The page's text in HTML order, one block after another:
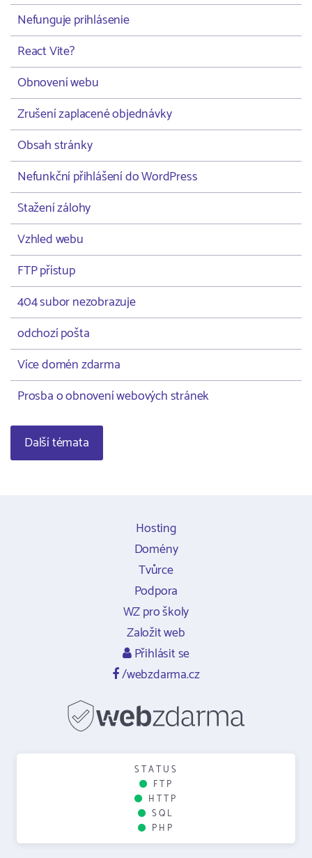
Nefunguje prihlásenie
React Vite?
Obnovení webu
Zrušení zaplacené objednávky
Obsah stránky
Nefunkční přihlášení do WordPress
Stažení zálohy
Vzhled webu
FTP přístup
404 subor nezobrazuje
odchozí pošta
Více domén zdarma
Prosba o obnovení webových stránek
Další témata
Hosting
Domény
Tvůrce
Podpora
WZ pro školy
Založit web
Přihlásit se
/webzdarma.cz
STATUS
FTP
HTTP
SQL
PHP